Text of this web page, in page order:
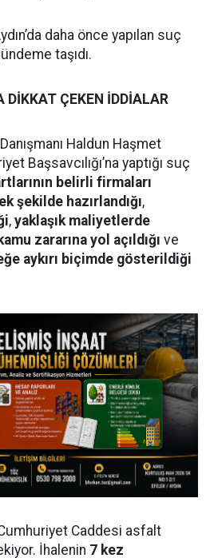
daha önce yapılan suç
taşıdı.
DİKKAT ÇEKEN İDDİALAR
Haldun Haşmet
Başsavcılığı’na yaptığı suç
belirli firmaları
şekilde hazırlandığı,
, yaklaşık maliyetlerde
kamu zararına yol açıldığı ve
aykırı biçimde gösterildiği
Caddesi asfalt
İhalenin 7 kez